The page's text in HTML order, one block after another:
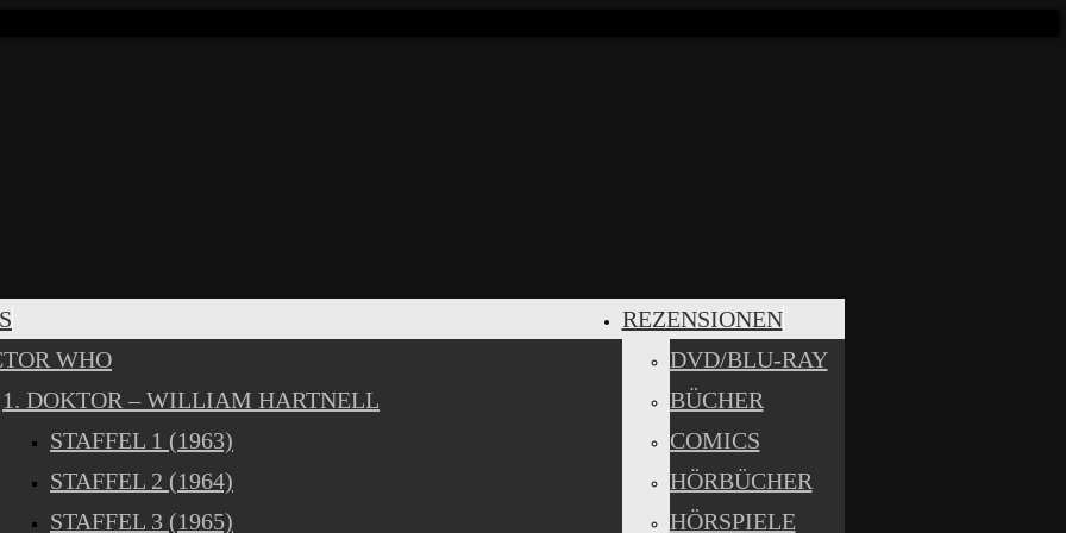
WHO
1. DOKTOR – WILLIAM HARTNELL
STAFFEL 1 (1963)
STAFFEL 2 (1964)
STAFFEL 3 (1965)
REZENSIONEN
DVD/BLU-RAY
BÜCHER
COMICS
HÖRBÜCHER
HÖRSPIELE